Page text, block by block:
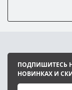
ПОДПИШИТЕСЬ
НОВИНКАХ И